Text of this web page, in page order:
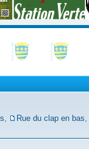
, Rue du clap en bas,